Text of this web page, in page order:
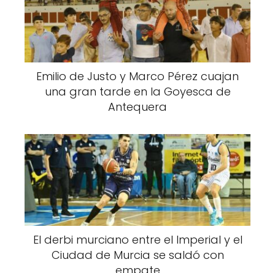
Emilio de Justo y Marco Pérez cuajan
una gran tarde en la Goyesca de
Antequera
El derbi murciano entre el Imperial y el
Ciudad de Murcia se saldó con